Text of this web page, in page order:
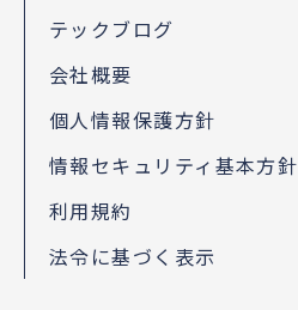
テックブログ
会社概要
個人情報保護方針
情報セキュリティ基本方針
利用規約
法令に基づく表示